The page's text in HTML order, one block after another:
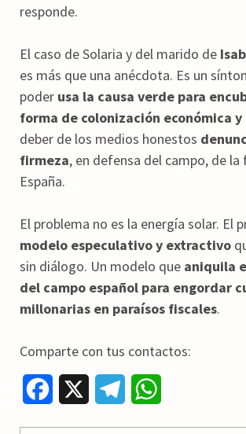
responde.
El caso de Solaria y del marido de
es más que una anécdota. Es un
poder usa la causa verde para
forma de colonización económica
deber de los medios honestos
firmeza, en defensa del campo, de
España.
El problema no es la energía solar. El
modelo especulativo y extractivo
sin diálogo. Un modelo que aniquila
del campo español para engordar
millonarias en paraísos fiscales.
Comparte con tus contactos: